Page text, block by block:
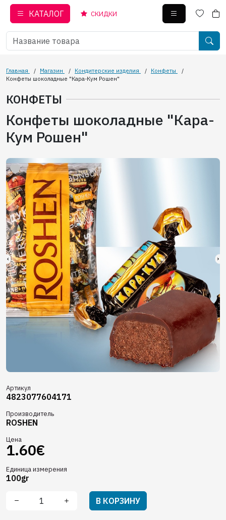
КАТАЛОГ СКИДКИ
Главная / Магазин / Кондитерские изделия / Конфеты
/
Конфеты шоколадные "Кара-Кум Рошен"
КОНФЕТЫ
Конфеты шоколадные "Кара-
Кум Рошен"
Артикул
4823077604171
Производитель
ROSHEN
Цена
1.60€
Единица измерения
100gr
В КОРЗИНУ